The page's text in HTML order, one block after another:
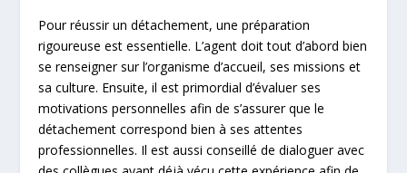
Pour réussir un détachement, une préparation
rigoureuse est essentielle. L’agent doit tout d’abord bien
se renseigner sur l’organisme d’accueil, ses missions et
sa culture. Ensuite, il est primordial d’évaluer ses
motivations personnelles afin de s’assurer que le
détachement correspond bien à ses attentes
professionnelles. Il est aussi conseillé de dialoguer avec